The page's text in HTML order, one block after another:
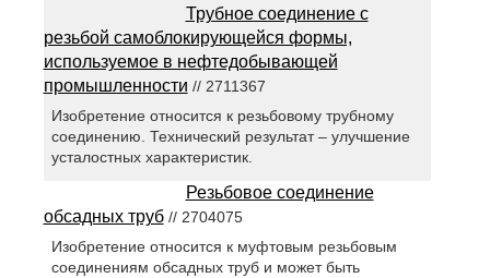
Трубное соединение с
резьбой самоблокирующейся формы,
используемое в нефтедобывающей
промышленности // 2711367
Изобретение относится к резьбовому трубному
соединению. Технический результат – улучшение
усталостных характеристик.
Резьбовое соединение
обсадных труб// 2704075
Изобретение относится к муфтовым резьбовым
соединениям обсадных труб и может быть